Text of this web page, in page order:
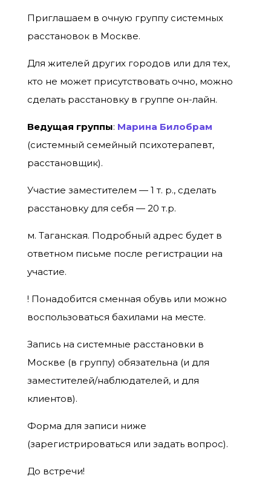
Приглашаем в очную группу системных
расстановок в Москве.
Для жителей других городов или для тех,
кто не может присутствовать очно, можно
сделать расстановку в группе он-лайн.
Ведущая группы: Марина Билобрам
(системный семейный психотерапевт,
расстановщик).
Участие заместителем — 1 т. р., сделать
расстановку для себя — 20 т.р.
м. Таганская. Подробный адрес будет в
ответном письме после регистрации на
участие.
! Понадобится сменная обувь или можно
воспользоваться бахилами на месте.
Запись на системные расстановки в
Москве (в группу) обязательна (и для
заместителей/наблюдателей, и для
клиентов).
Форма для записи ниже
(зарегистрироваться или задать вопрос).
До встречи!